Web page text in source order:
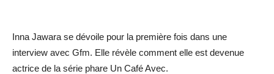
Inna Jawara se dévoile pour la première fois dans une
interview avec Gfm. Elle révèle comment elle est devenue
actrice de la série phare Un Café Avec.